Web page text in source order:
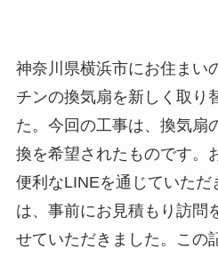
神奈川県横浜市にお住まい
チンの換気扇を新しく取り
た。今回の工事は、換気扇
換を希望されたものです。
便利なLINEを通じていただ
は、事前にお見積もり訪問
せていただきました。この